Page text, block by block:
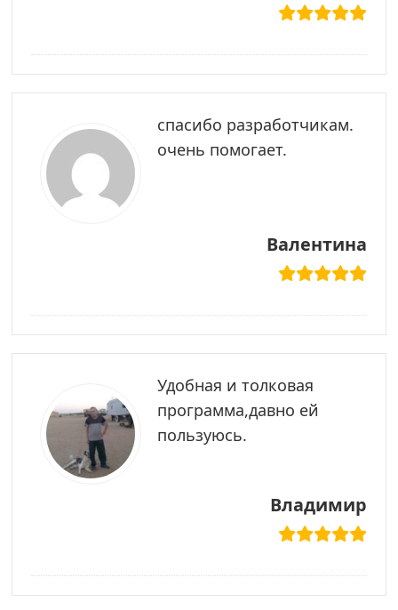
спасибо разработчикам.
очень помогает.
Валентина
Удобная и толковая
программа,давно ей
пользуюсь.
Владимир